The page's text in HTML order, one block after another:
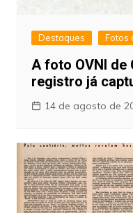
Destaques Fotos
A foto OVNI de
registro já
14 de agosto de